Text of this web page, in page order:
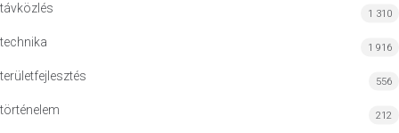
távközlés 1 310
technika 1 916
területfejlesztés 556
történelem 212